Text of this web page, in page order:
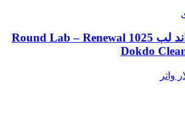
روغن پاک کننده راند لب Round Lab – Renewal 1025
Dokdo
واتر